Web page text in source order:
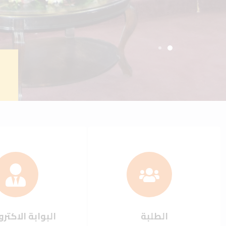
الطلبة البوابة